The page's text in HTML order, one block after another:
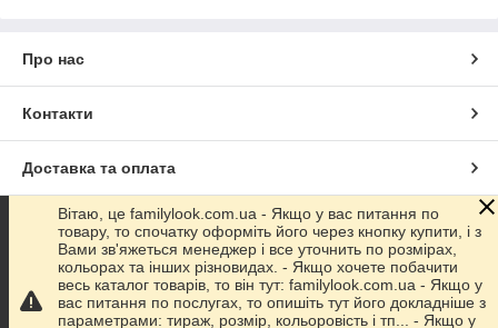
Про нас
Контакти
Доставка та оплата
Графік роботи
Повна версія сайту
Вітаю, це familylook.com.ua - Якщо у вас питання по
товару, то спочатку оформіть його через кнопку купити, і з
Вами зв'яжеться менеджер і все уточнить по розмірах,
кольорах та інших різновидах. - Якщо хочете побачити
весь каталог товарів, то він тут: familylook.com.ua - Якщо у
вас питання по послугах, то опишіть тут його докладніше з
параметрами: тираж, розмір, кольоровість і тп... - Якщо у